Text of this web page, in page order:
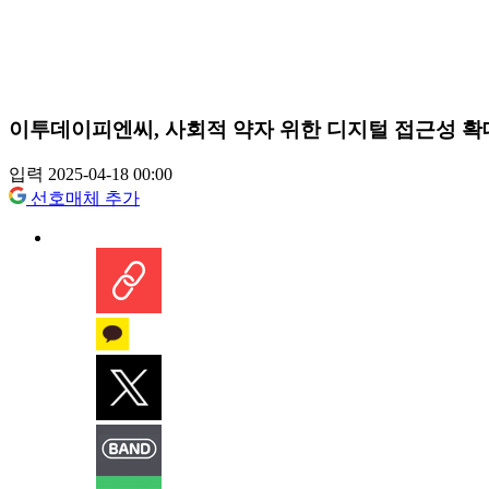
이투데이피엔씨, 사회적 약자 위한 디지털 접근성 확
입력 2025-04-18 00:00
선호매체 추가